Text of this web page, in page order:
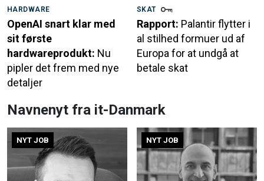
HARDWARE
OpenAI snart klar med
sit første
hardwareprodukt: Nu
pipler det frem med nye
detaljer
SKAT
Rapport: Palantir flytter i
al stilhed formuer ud af
Europa for at undgå at
betale skat
Navnenyt fra it-Danmark
NYT JOB NYT JOB